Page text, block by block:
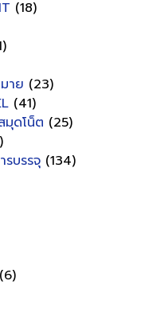
(18)
าย (23)
(41)
ดโน็ต (25)
บรรจุ (134)
(6)